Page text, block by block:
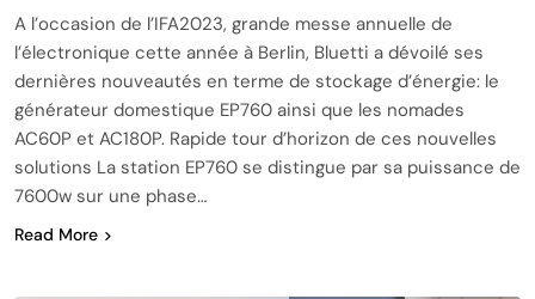
A l’occasion de l’IFA2023, grande messe annuelle de
l’électronique cette année à Berlin, Bluetti a dévoilé ses
dernières nouveautés en terme de stockage d’énergie: le
générateur domestique EP760 ainsi que les nomades
AC60P et AC180P. Rapide tour d’horizon de ces nouvelles
solutions La station EP760 se distingue par sa puissance de
7600w sur une phase…
Read More